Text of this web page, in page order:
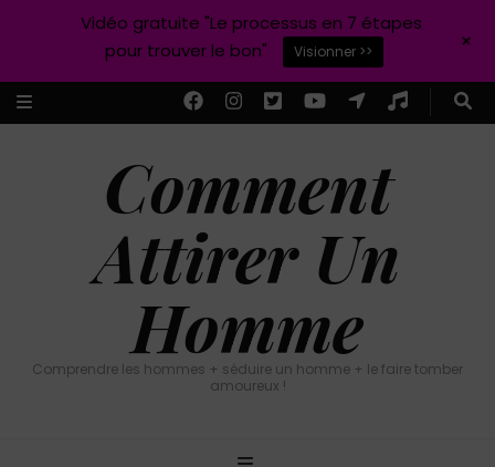
Comment
Attirer Un
Homme
Comprendre les hommes + séduire un homme + le faire tomber
amoureux !
Vidéo gratuite "Le processus en 7 étapes
pour trouver le bon"
Visionner >> +